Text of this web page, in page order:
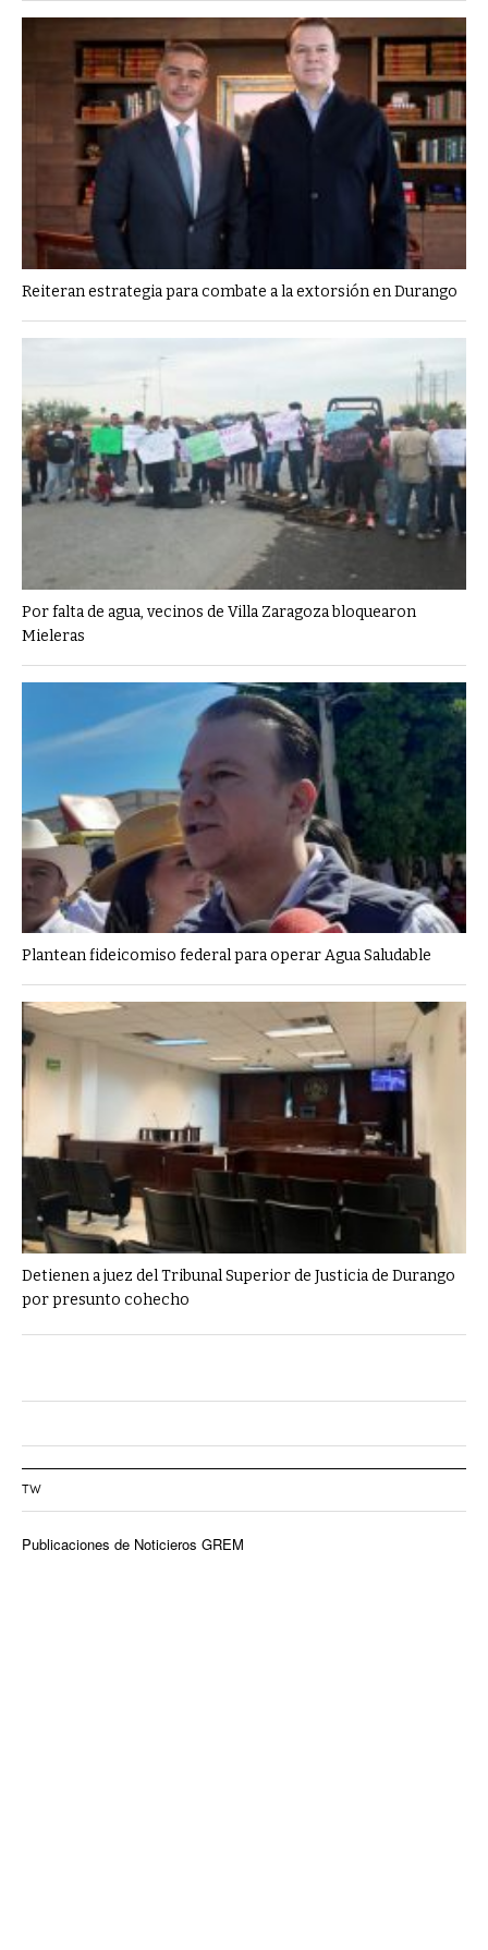
Reiteran estrategia para combate a la extorsión en Durango
Por falta de agua, vecinos de Villa Zaragoza bloquearon
Mieleras
Plantean fideicomiso federal para operar Agua Saludable
Detienen a juez del Tribunal Superior de Justicia de Durango
por presunto cohecho
TW
Publicaciones de Noticieros GREM